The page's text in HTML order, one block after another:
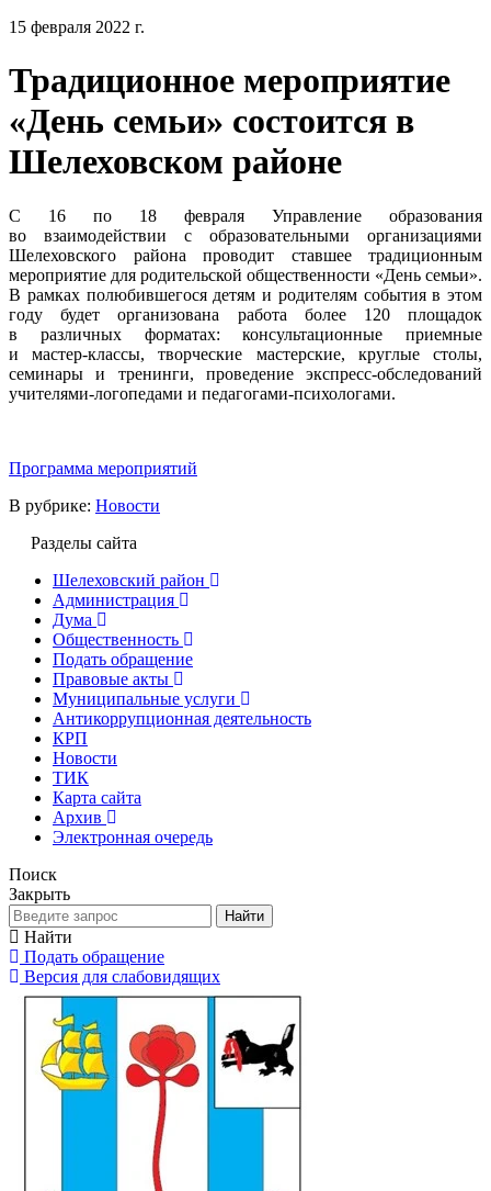
15 февраля 2022 г.
Традиционное мероприятие
«День семьи» состоится в
Шелеховском районе
С 16 по 18 февраля Управление образования
во взаимодействии с образовательными организациями
Шелеховского района проводит ставшее традиционным
мероприятие для родительской общественности «День семьи».
В рамках полюбившегося детям и родителям события в этом
году будет организована работа более 120 площадок
в различных форматах: консультационные приемные
и мастер-классы, творческие мастерские, круглые столы,
семинары и тренинги, проведение экспресс-обследований
учителями-логопедами и педагогами-психологами.
Программа мероприятий
В рубрике: Новости
Разделы сайта
Шелеховский район
Администрация
Дума
Общественность
Подать обращение
Правовые акты
Муниципальные услуги
Антикоррупционная деятельность
КРП
Новости
ТИК
Карта сайта
Архив
Электронная очередь
Поиск
Закрыть
Найти
Найти
Подать обращение
Версия для слабовидящих